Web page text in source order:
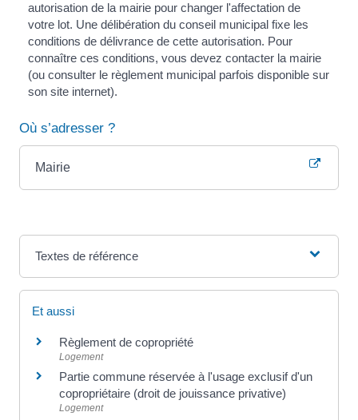
autorisation de la mairie pour changer l'affectation de
votre lot. Une délibération du conseil municipal fixe les
conditions de délivrance de cette autorisation. Pour
connaître ces conditions, vous devez contacter la mairie
(ou consulter le règlement municipal parfois disponible sur
son site internet).
Où s’adresser ?
Mairie
Textes de référence
Et aussi
Règlement de copropriété
Logement
Partie commune réservée à l'usage exclusif d'un
copropriétaire (droit de jouissance privative)
Logement